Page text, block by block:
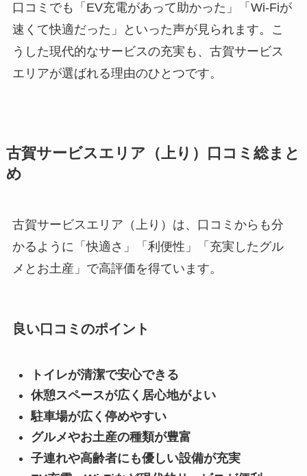
口コミでも「EV充電があって助かった」「Wi-Fiが
速くて快適だった」といった声が見られます。こ
うした現代的なサービスの充実も、古賀サービス
エリアが選ばれる理由のひとつです。
古賀サービスエリア（上り）口コミ総まと
め
古賀サービスエリア（上り）は、口コミからも分
かるように「快適さ」「利便性」「充実したグル
メとお土産」で高評価を得ています。
良い口コミのポイント
トイレが清潔で安心できる
休憩スペースが広く居心地がよい
駐車場が広く停めやすい
グルメやお土産の種類が豊富
子連れや高齢者にも優しい設備が充実